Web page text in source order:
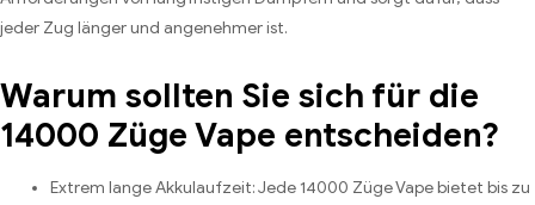
jeder Zug länger und angenehmer ist.
Warum sollten Sie sich für die
14000 Züge Vape entscheiden?
Extrem lange Akkulaufzeit: Jede 14000 Züge Vape bietet bis zu